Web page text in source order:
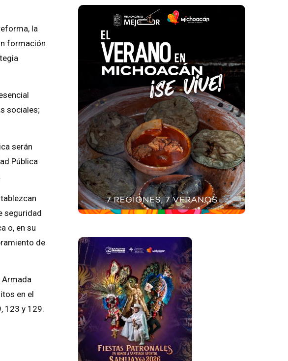
la
formación
sociales;
serán
Pública
seguridad
o, en su
de
Armada
en el
123 y 129.